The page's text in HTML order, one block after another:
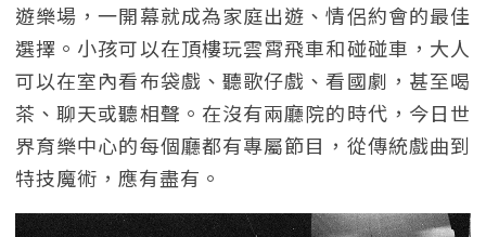
遊樂場，一開幕就成為家庭出遊、情侶約會的最佳
選擇。小孩可以在頂樓玩雲霄飛車和碰碰車，大人
可以在室內看布袋戲、聽歌仔戲、看國劇，甚至喝
茶、聊天或聽相聲。在沒有兩廳院的時代，今日世
界育樂中心的每個廳都有專屬節目，從傳統戲曲到
特技魔術，應有盡有。